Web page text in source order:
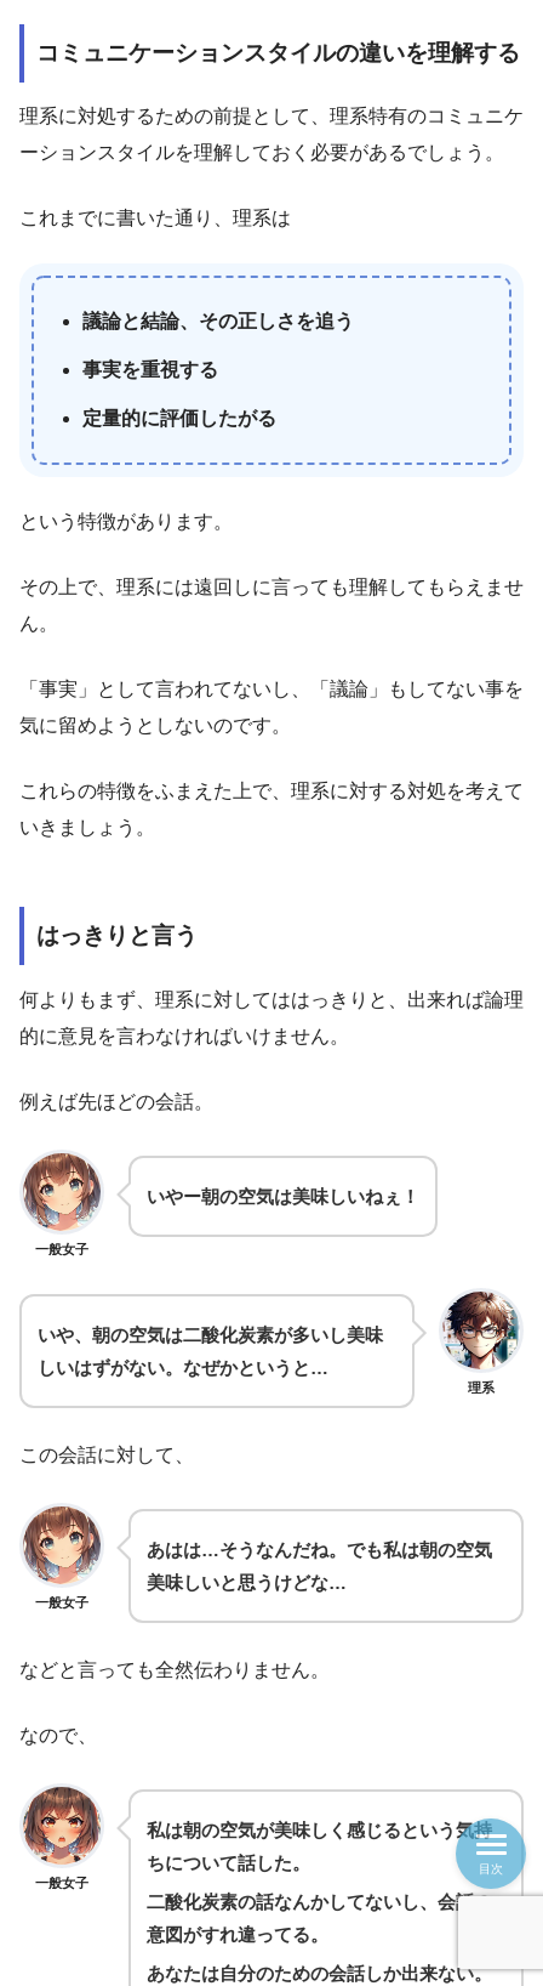
コミュニケーションスタイルの違いを理解する
理系に対処するための前提として、理系特有のコミュニケ
ーションスタイルを理解しておく必要があるでしょう。
これまでに書いた通り、理系は
議論と結論、その正しさを追う
事実を重視する
定量的に評価したがる
という特徴があります。
その上で、理系には遠回しに言っても理解してもらえませ
ん。
「事実」として言われてないし、「議論」もしてない事を
気に留めようとしないのです。
これらの特徴をふまえた上で、理系に対する対処を考えて
いきましょう。
はっきりと言う
何よりもまず、理系に対してははっきりと、出来れば論理
的に意見を言わなければいけません。
例えば先ほどの会話。
一般女子
いやー朝の空気は美味しいねぇ！
理系
いや、朝の空気は二酸化炭素が多いし美味
しいはずがない。なぜかというと…
この会話に対して、
一般女子
あはは…そうなんだね。でも私は朝の空気
美味しいと思うけどな…
などと言っても全然伝わりません。
なので、
一般女子
私は朝の空気が美味しく感じるという気持
ちについて話した。
二酸化炭素の話なんかしてないし、会話の
意図がすれ違ってる。
あなたは自分のための会話しか出来ない。
目次